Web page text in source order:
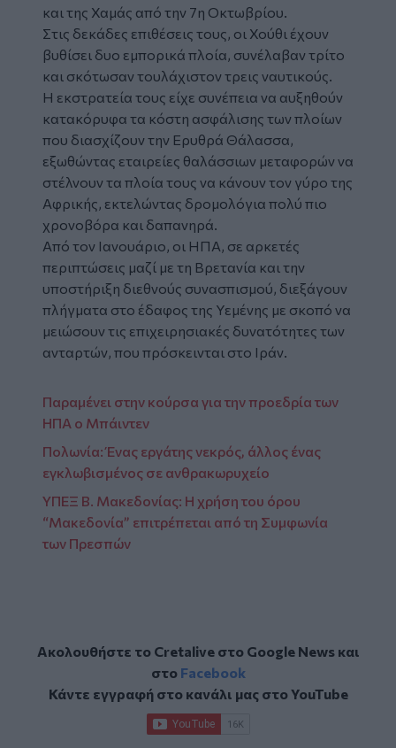
και της Χαμάς από την 7η Οκτωβρίου.
Στις δεκάδες επιθέσεις τους, οι Χούθι έχουν
βυθίσει δυο εμπορικά πλοία, συνέλαβαν τρίτο
και σκότωσαν τουλάχιστον τρεις ναυτικούς.
Η εκστρατεία τους είχε συνέπεια να αυξηθούν
κατακόρυφα τα κόστη ασφάλισης των πλοίων
που διασχίζουν την Ερυθρά Θάλασσα,
εξωθώντας εταιρείες θαλάσσιων μεταφορών να
στέλνουν τα πλοία τους να κάνουν τον γύρο της
Αφρικής, εκτελώντας δρομολόγια πολύ πιο
χρονοβόρα και δαπανηρά.
Από τον Ιανουάριο, οι ΗΠΑ, σε αρκετές
περιπτώσεις μαζί με τη Βρετανία και την
υποστήριξη διεθνούς συνασπισμού, διεξάγουν
πλήγματα στο έδαφος της Υεμένης με σκοπό να
μειώσουν τις επιχειρησιακές δυνατότητες των
ανταρτών, που πρόσκεινται στο Ιράν.
Παραμένει στην κούρσα για την προεδρία των
ΗΠΑ ο Μπάιντεν
Πολωνία: Ένας εργάτης νεκρός, άλλος ένας
εγκλωβισμένος σε ανθρακωρυχείο
ΥΠΕΞ Β. Μακεδονίας: Η χρήση του όρου
“Μακεδονία” επιτρέπεται από τη Συμφωνία
των Πρεσπών
Ακολουθήστε το Cretalive στο Google Newsκαι
στο Facebook
Κάντε εγγραφή στο κανάλι μας στοYouTube